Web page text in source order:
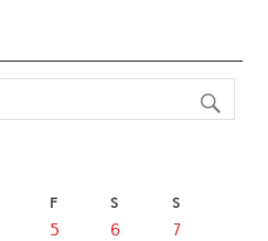
F S S
5 6
7